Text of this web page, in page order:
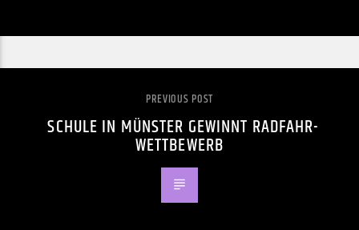
PREVIOUS POST
SCHULE IN MÜNSTER GEWINNT RADFAHR-
WETTBEWERB